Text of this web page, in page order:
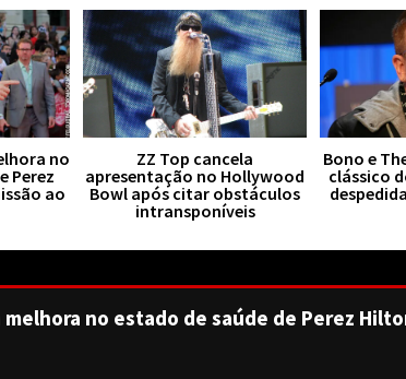
no
Perez
ao
ZZ Top cancela
apresentação no Hollywood
Bowl após citar obstáculos
intransponíveis
Bono e
clássico
no estado de saúde de Perez